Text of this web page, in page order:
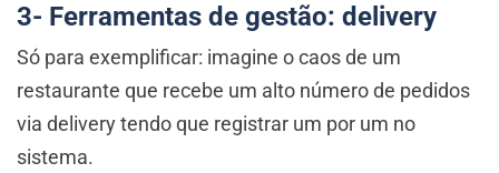
3- Ferramentas de gestão: delivery
Só para exemplificar: imagine o caos de um
restaurante que recebe um alto número de pedidos
via delivery tendo que registrar um por um no
sistema.